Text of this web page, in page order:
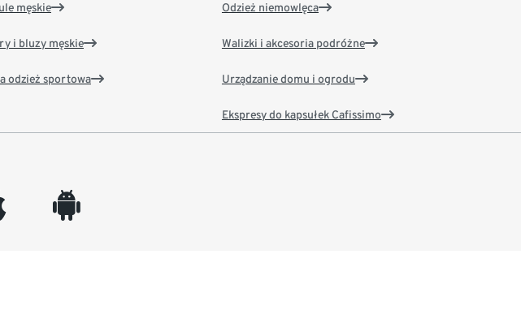
męskie
i bluzy męskie
odzież sportowa
Odzież niemowlęca
Walizki i akcesoria podróżne
Urządzanie domu i ogrodu
Ekspresy do kapsułek Cafissimo
android